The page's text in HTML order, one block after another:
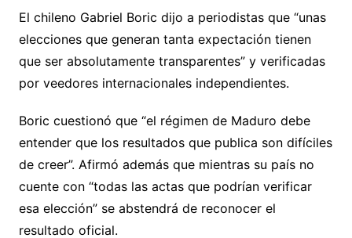
El chileno Gabriel Boric dijo a periodistas que “unas
elecciones que generan tanta expectación tienen
que ser absolutamente transparentes” y verificadas
por veedores internacionales independientes.
Boric cuestionó que “el régimen de Maduro debe
entender que los resultados que publica son difíciles
de creer”. Afirmó además que mientras su país no
cuente con “todas las actas que podrían verificar
esa elección” se abstendrá de reconocer el
resultado oficial.